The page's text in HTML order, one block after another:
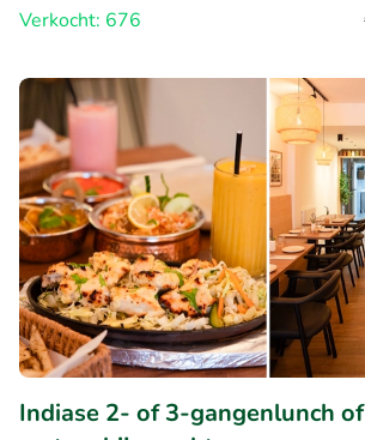
Verkocht: 676
Indiase 2- of 3-gangenlunch